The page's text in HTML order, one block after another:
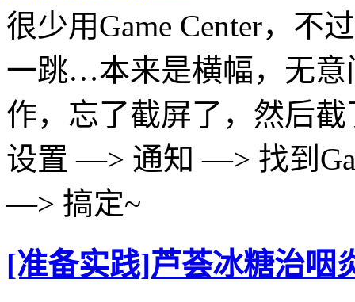
很少用Game Center，不
一跳…本来是横幅，无意
作，忘了截屏了，然后
设置 —> 通知 —> 找到
—> 搞定~
[准备实践]芦荟冰糖治咽